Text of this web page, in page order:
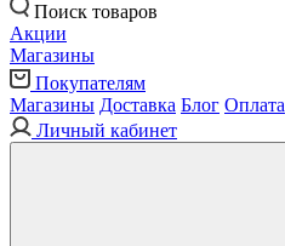
Поиск товаров
Акции
Магазины
Покупателям
Магазины Доставка Блог Оплата
Личный кабинет